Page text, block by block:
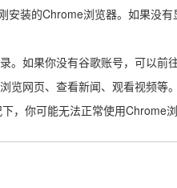
安装的Chrome浏览器。如果没
如果你没有谷歌账号，可以前
览网页、查看新闻、观看视频等。
，你可能无法正常使用Chrome浏